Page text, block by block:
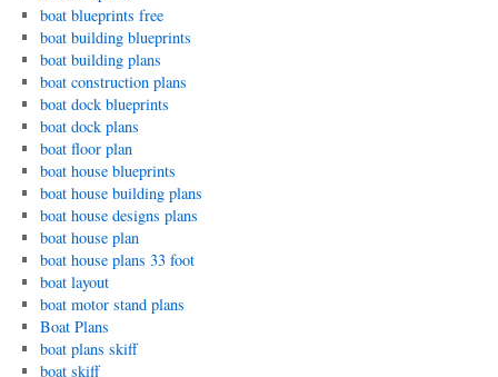
boat blueprints free
boat building blueprints
boat building plans
boat construction plans
boat dock blueprints
boat dock plans
boat floor plan
boat house blueprints
boat house building plans
boat house designs plans
boat house plan
boat house plans 33 foot
boat layout
boat motor stand plans
Boat Plans
boat plans skiff
boat skiff